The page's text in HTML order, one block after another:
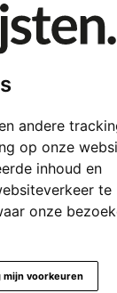
andere
op onze
inhoud en
te
onze
mijn voorkeuren
lijst Hekla
cm | wengé |